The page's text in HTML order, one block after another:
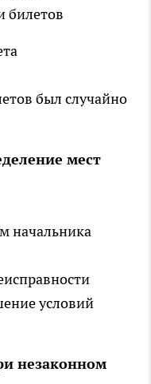
билетов
был случайно
мест
начальника
условий
незаконном